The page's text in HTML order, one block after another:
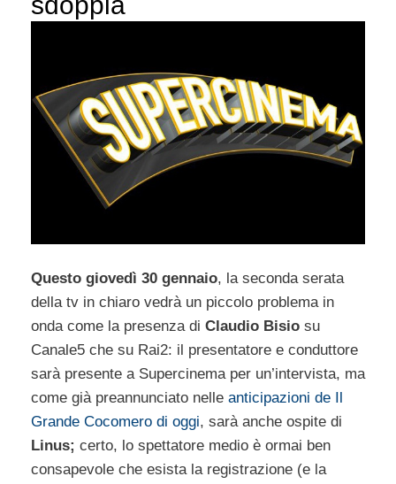
Questo giovedì 30 gennaio, la seconda serata
della tv in chiaro vedrà un piccolo problema in
onda come la presenza di Claudio Bisio su
Canale5 che su Rai2: il presentatore e conduttore
sarà presente a Supercinema per un’intervista, ma
come già preannunciato nelle anticipazioni de Il
Grande Cocomero di oggi, sarà anche ospite di
Linus; certo, lo spettatore medio è ormai ben
consapevole che esista la registrazione (e la